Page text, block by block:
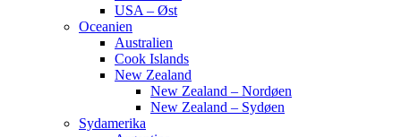
USA – Øst
Oceanien
Australien
Cook Islands
New Zealand
New Zealand – Nordøen
New Zealand – Sydøen
Sydamerika